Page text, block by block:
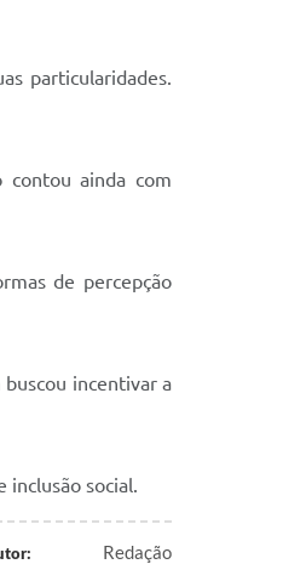
particularidades.
contou ainda com
de percepção
incentivar a
inclusão social.
Redação